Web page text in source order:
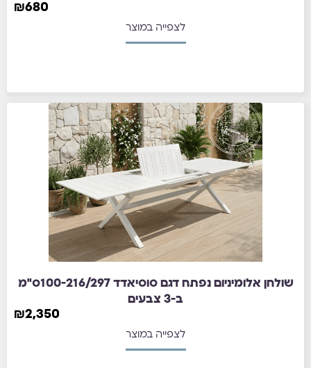
₪680
לצפייה במוצר
שולחן אלומיניום נפתח דגם סוסיאדד 100-216/297ס"מ
ב-3 צבעים
₪2,350
לצפייה במוצר